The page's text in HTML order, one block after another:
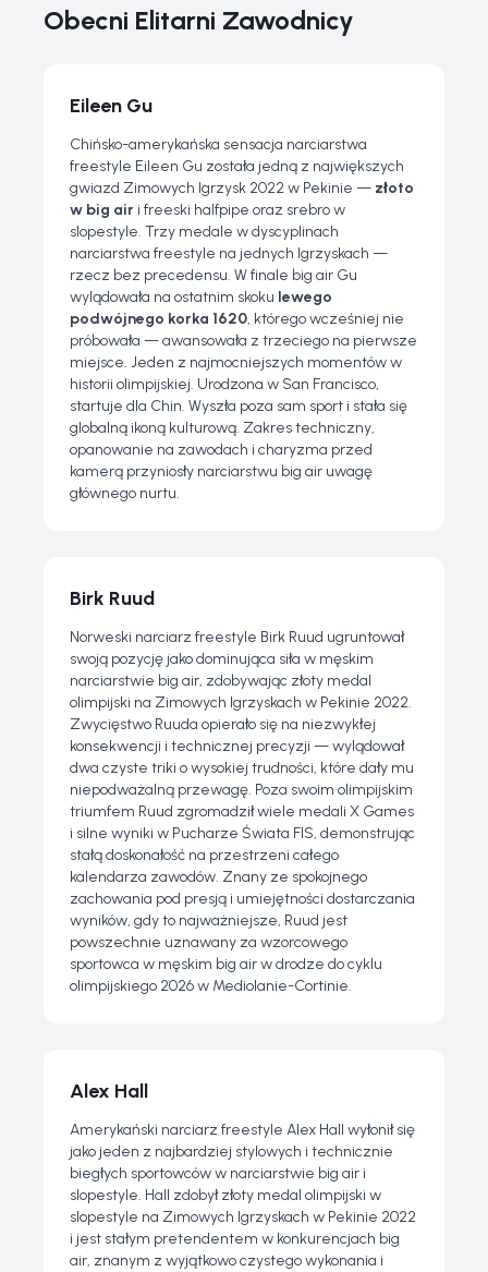
Obecni Elitarni Zawodnicy
Eileen Gu
Chińsko-amerykańska sensacja narciarstwa
freestyle Eileen Gu została jedną z największych
gwiazd Zimowych Igrzysk 2022 w Pekinie — złoto
w big air i freeski halfpipe oraz srebro w
slopestyle. Trzy medale w dyscyplinach
narciarstwa freestyle na jednych Igrzyskach —
rzecz bez precedensu. W finale big air Gu
wylądowała na ostatnim skoku lewego
podwójnego korka 1620, którego wcześniej nie
próbowała — awansowała z trzeciego na pierwsze
miejsce. Jeden z najmocniejszych momentów w
historii olimpijskiej. Urodzona w San Francisco,
startuje dla Chin. Wyszła poza sam sport i stała się
globalną ikoną kulturową. Zakres techniczny,
opanowanie na zawodach i charyzma przed
kamerą przyniosły narciarstwu big air uwagę
głównego nurtu.
Birk Ruud
Norweski narciarz freestyle Birk Ruud ugruntował
swoją pozycję jako dominująca siła w męskim
narciarstwie big air, zdobywając złoty medal
olimpijski na Zimowych Igrzyskach w Pekinie 2022.
Zwycięstwo Ruuda opierało się na niezwykłej
konsekwencji i technicznej precyzji — wylądował
dwa czyste triki o wysokiej trudności, które dały mu
niepodważalną przewagę. Poza swoim olimpijskim
triumfem Ruud zgromadził wiele medali X Games
i silne wyniki w Pucharze Świata FIS, demonstrując
stałą doskonałość na przestrzeni całego
kalendarza zawodów. Znany ze spokojnego
zachowania pod presją i umiejętności dostarczania
wyników, gdy to najważniejsze, Ruud jest
powszechnie uznawany za wzorcowego
sportowca w męskim big air w drodze do cyklu
olimpijskiego 2026 w Mediolanie-Cortinie.
Alex Hall
Amerykański narciarz freestyle Alex Hall wyłonił się
jako jeden z najbardziej stylowych i technicznie
biegłych sportowców w narciarstwie big air i
slopestyle. Hall zdobył złoty medal olimpijski w
slopestyle na Zimowych Igrzyskach w Pekinie 2022
i jest stałym pretendentem w konkurencjach big
air, znanym z wyjątkowo czystego wykonania i